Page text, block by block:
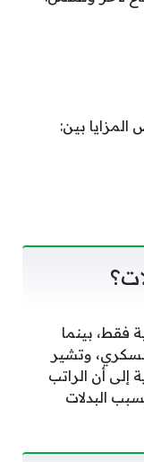
بين:
فقط، بينما
وتشير
أن الراتب
البدلات